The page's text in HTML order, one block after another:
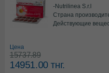
-Nutrilinea S.r.l
Страна
Действующие
Цена
15737.89
14951.00тнг.